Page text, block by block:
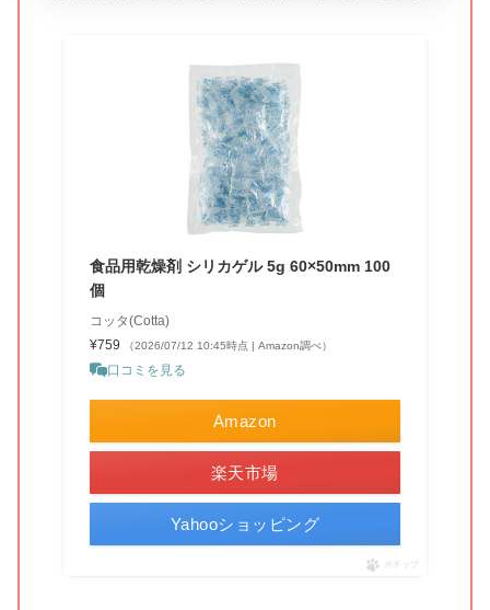
食品用乾燥剤 シリカゲル 5g 60×50mm 100
個
コッタ(Cotta)
¥759
（2026/07/12 10:45時点 | Amazon調べ）
口コミを見る
Amazon
楽天市場
Yahooショッピング
ポチップ